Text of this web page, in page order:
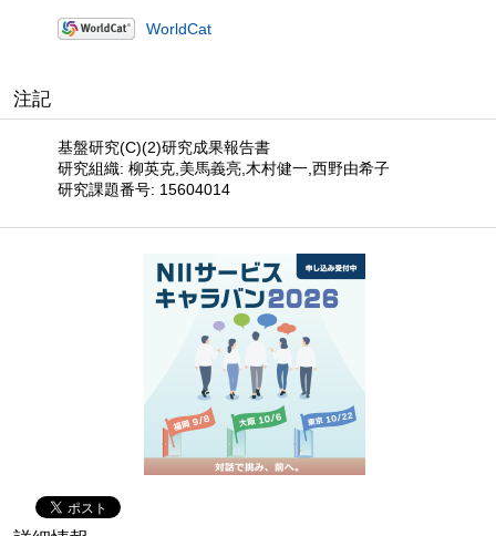
WorldCat
注記
基盤研究(C)(2)研究成果報告書
研究組織: 柳英克,美馬義亮,木村健一,西野由希子
研究課題番号: 15604014